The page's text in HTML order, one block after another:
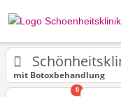
mit Botoxbehandlung
0